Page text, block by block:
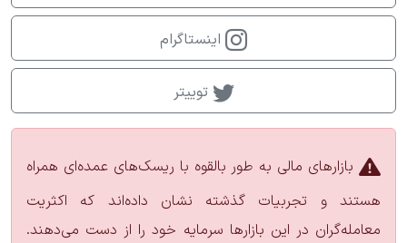
اینستاگرام
توییتر
بازارهای مالی به طور بالقوه با ریسک‌های عمده‌ای همراه
هستند و تجربیات گذشته نشان داده‌اند که اکثریت
معامله‌گران در این بازارها سرمایه خود را از دست می‌دهند.